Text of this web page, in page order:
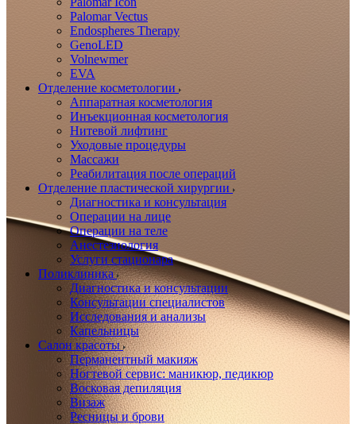
Palomar Vectus
Endospheres Therapy
GenoLED
Volnewmer
EVA
Отделение косметологии
Аппаратная косметология
Инъекционная косметология
Нитевой лифтинг
Уходовые процедуры
Массажи
Реабилитация после операций
Отделение пластической хирургии
Диагностика и консультация
Операции на лице
Операции на теле
Анестезиология
Услуги стационара
Поликлиника
Диагностика и консультации
Консультации специалистов
Исследования и анализы
Капельницы
Салон красоты
Перманентный макияж
Ногтевой сервис: маникюр, педикюр
Восковая депиляция
Визаж
Ресницы и брови